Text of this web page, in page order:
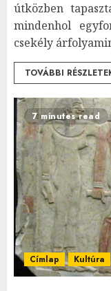
útközben
mindenhol
csekély
TOVÁBBI
7 minutes read
Címlap Kultúra